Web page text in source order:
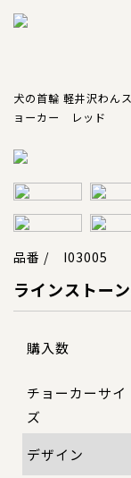
メルマガ登
TOP
犬の本革首
犬の本革
犬の首輪 軽井沢わん
ョーカー レッド
品番 / I03005
ラインストー
購入数
チョーカーサイ
ズ
デザイン